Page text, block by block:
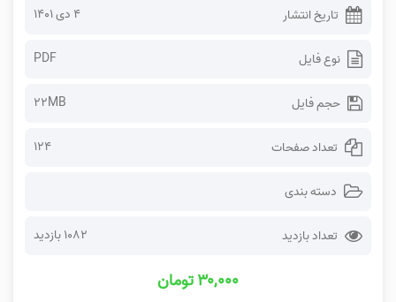
تاریخ انتشار ۴ دی ۱۴۰۱
نوع فایل PDF
حجم فایل 22MB
تعداد صفحات 124
دسته بندی
تعداد بازدید 1082 بازدید
۳۰,۰۰۰ تومان